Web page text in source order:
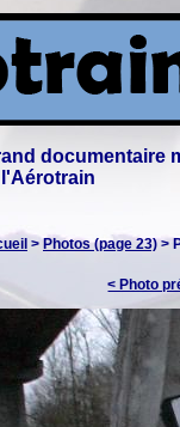
documentaire
l'Aérotrain
> Photos (page 23) >
< Photo